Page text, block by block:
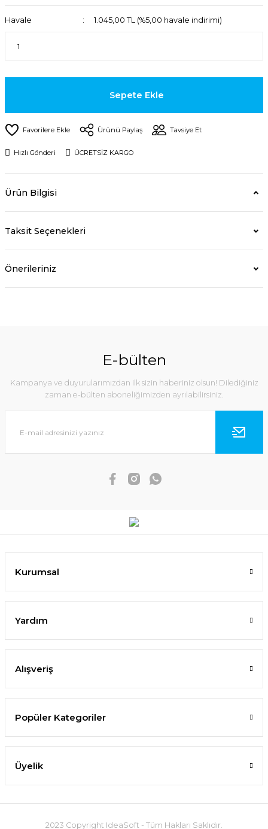
Havale 1.045,00 TL (%5,00 havale indirimi)
Sepete Ekle
Ürünü Paylaş Tavsiye Et
Hızlı Gönderi ÜCRETSİZ KARGO
Ürün Bilgisi
Taksit Seçenekleri
Önerileriniz
E-bülten
Kampanya ve duyurularımızdan ilk sizin haberiniz olsun! Dilediğiniz
zaman e-bülten aboneliğimizden ayrılabilirsiniz.
Kurumsal
Yardım
Alışveriş
Popüler Kategoriler
Üyelik
2023 Copyright IdeaSoft - Tüm Hakları Saklıdır.